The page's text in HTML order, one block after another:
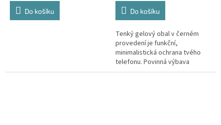
Do košíku
Do košíku
Tenký gelový obal v černém
provedení je funkční,
minimalistická ochrana tvého
telefonu. Povinná výbava
každého, kdo nechce mít